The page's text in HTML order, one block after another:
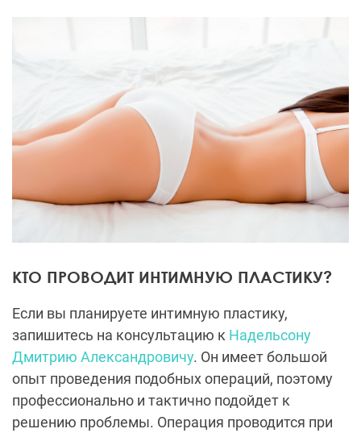
КТО ПРОВОДИТ ИНТИМНУЮ ПЛАСТИКУ?
Если вы планируете интимную пластику,
запишитесь на консультацию к Надельсону
Дмитрию Александровичу. Он имеет большой
опыт проведения подобных операций, поэтому
профессионально и тактично подойдет к
решению проблемы. Операция проводится при